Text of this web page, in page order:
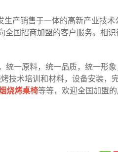
产销售于一体的高新产业技术
全国招商加盟的客户服务。相
一原料，统一品质，统一形象
技术培训和材料，设备安装，
烧烤桌椅等等，欢迎全国加盟